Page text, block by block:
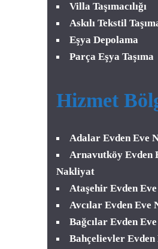
Villa Taşımacılığı
Askılı Tekstil
Eşya Depolama
Parça Eşya Taşıma
Hizmet
Adalar Evden Eve
Arnavutköy Evden
Nakliyat
Ataşehir Evden
Avcılar Evden Eve
Bağcılar Evden
Bahçelievler Evden